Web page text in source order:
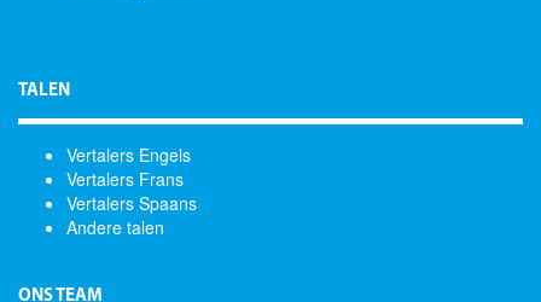
TALEN
Vertalers Engels
Vertalers Frans
Vertalers Spaans
Andere talen
ONS TEAM